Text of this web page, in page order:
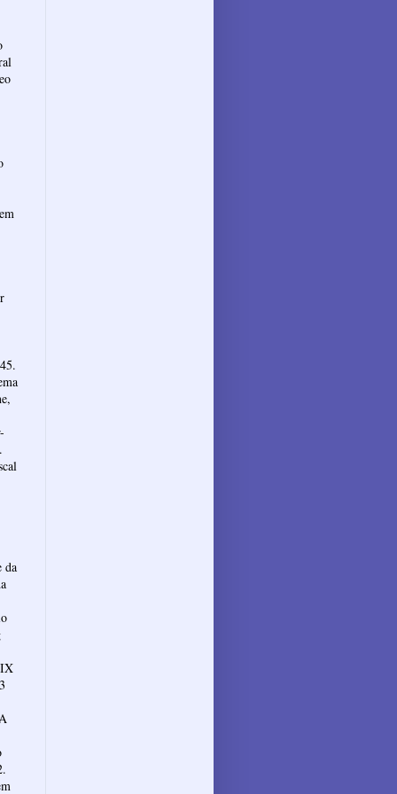
da